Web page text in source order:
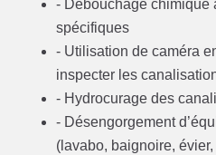
- Débouchage chimique
spécifiques
- Utilisation de caméra
inspecter les
- Hydrocurage des
- Désengorgement
(lavabo, baignoire,